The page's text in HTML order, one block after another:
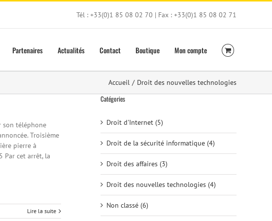
Tél : +33(0)1 85 08 02 70 | Fax : +33(0)1 85 08 02 71
Partenaires Actualités Contact Boutique Mon compte
Accueil / Droit des nouvelles technologies
son téléphone
Troisième
pierre à
Par cet arrêt, la
Lire la suite
Catégories
Droit d'Internet (5)
Droit de la sécurité informatique (4)
Droit des affaires (3)
Droit des nouvelles technologies (4)
Non classé (6)